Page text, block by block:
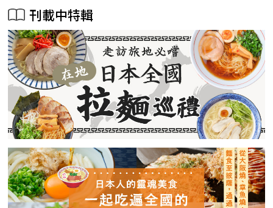
刊載中特輯